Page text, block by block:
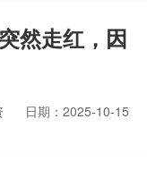
然走红，因
日期：2025-10-15